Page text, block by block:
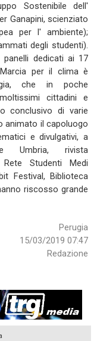
Sostenibile dell'
Ganapini, scienziato
per l' ambiente);
degli studenti).
dedicati ai 17
per il clima è
che in poche
cittadini e
conclusivo di varie
animato il capoluogo
e divulgativi, a
Umbria, rivista
Rete Studenti Medi
Festival, Biblioteca
riscosso grande
Perugia
15/03/2019 07:47
Redazione